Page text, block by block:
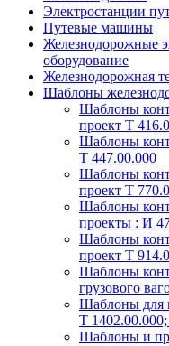
Электростанции
Путевые машины
Железнодорожные
оборудование
Железнодорожная
Шаблоны
Шаблоны
проект Т
Шаблоны
Т 447.00.000
Шаблоны
проект Т
Шаблоны
проекты : И
Шаблоны
проект Т
Шаблоны
грузового
Шаблоны для
Т
Шаблоны и